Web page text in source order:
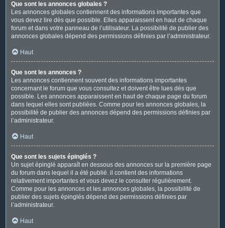
Que sont les annonces globales ?
Les annonces globales contiennent des informations importantes que
vous devez lire dès que possible. Elles apparaissent en haut de chaque
forum et dans votre panneau de l’utilisateur. La possibilité de publier des
annonces globales dépend des permissions définies par l’administrateur.
Haut
Que sont les annonces ?
Les annonces contiennent souvent des informations importantes
concernant le forum que vous consultez et doivent être lues dès que
possible. Les annonces apparaissent en haut de chaque page du forum
dans lequel elles sont publiées. Comme pour les annonces globales, la
possibilité de publier des annonces dépend des permissions définies par
l’administrateur.
Haut
Que sont les sujets épinglés ?
Un sujet épinglé apparaît en dessous des annonces sur la première page
du forum dans lequel il a été publié. il contient des informations
relativement importantes et vous devez le consulter régulièrement.
Comme pour les annonces et les annonces globales, la possibilité de
publier des sujets épinglés dépend des permissions définies par
l’administrateur.
Haut